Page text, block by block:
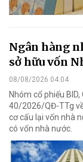
Ngân hàng
sở hữu vốn
08/08/2026 04:04
Nhóm cổ phiếu
40/2026/QĐ-TTg
cơ cấu lại vốn nhà
có vốn nhà nước.